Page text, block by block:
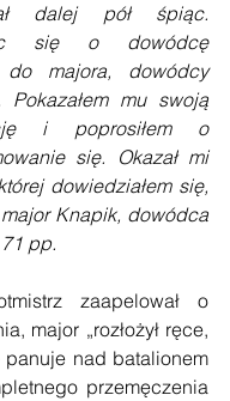
dalej pół śpiąc.
się o dowódcę
do majora, dowódcy
Pokazałem mu swoją
i poprosiłem o
się. Okazał mi
dowiedziałem się,
Knapik, dowódca
pp.
zaapelował o
major „rozłożył ręce,
nad batalionem
przemęczenia